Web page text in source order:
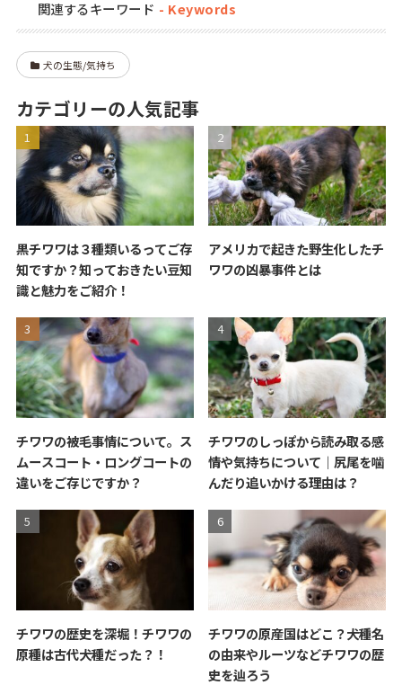
関連するキーワード
犬の生態/気持ち
カテゴリーの人気記事
黒チワワは３種類いるってご存
知ですか？知っておきたい豆知
識と魅力をご紹介！
アメリカで起きた野生化したチ
ワワの凶暴事件とは
チワワの被毛事情について。ス
ムースコート・ロングコートの
違いをご存じですか？
チワワのしっぽから読み取る感
情や気持ちについて｜尻尾を噛
んだり追いかける理由は？
チワワの歴史を深堀！チワワの
原種は古代犬種だった？！
チワワの原産国はどこ？犬種名
の由来やルーツなどチワワの歴
史を辿ろう